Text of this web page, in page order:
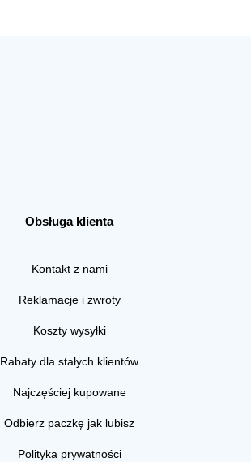
Obsługa klienta
Kontakt z nami
Reklamacje i zwroty
Koszty wysyłki
Rabaty dla stałych klientów
Najczęściej kupowane
Odbierz paczkę jak lubisz
Polityka prywatności